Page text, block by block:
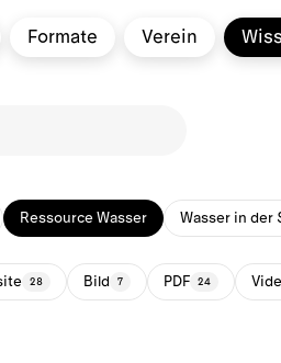
Formate Verein
Ressource Wasser Wasser in der
28 Bild 7 PDF 24